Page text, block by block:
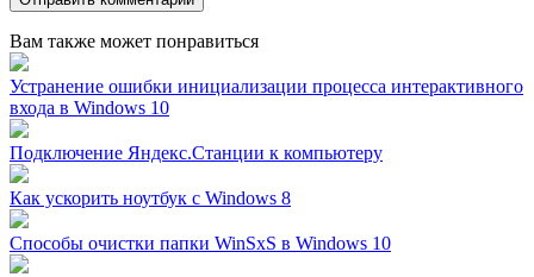
Вам также может понравиться
Устранение ошибки инициализации процесса интерактивного
входа в Windows 10
Подключение Яндекс.Станции к компьютеру
Как ускорить ноутбук с Windows 8
Способы очистки папки WinSxS в Windows 10